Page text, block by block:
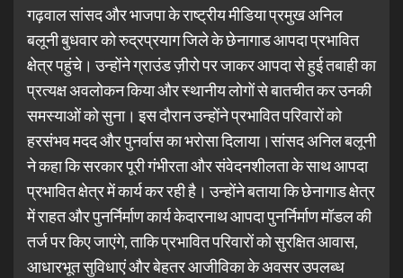
गढ़वाल सांसद और भाजपा के राष्ट्रीय मीडिया प्रमुख अनिल
बलूनी बुधवार को रुद्रप्रयाग जिले के छेनागाड आपदा प्रभावित
क्षेत्र पहुंचे। उन्होंने ग्राउंड ज़ीरो पर जाकर आपदा से हुई तबाही का
प्रत्यक्ष अवलोकन किया और स्थानीय लोगों से बातचीत कर उनकी
समस्याओं को सुना। इस दौरान उन्होंने प्रभावित परिवारों को
हरसंभव मदद और पुनर्वास का भरोसा दिलाया।सांसद अनिल बलूनी
ने कहा कि सरकार पूरी गंभीरता और संवेदनशीलता के साथ आपदा
प्रभावित क्षेत्र में कार्य कर रही है। उन्होंने बताया कि छेनागाड क्षेत्र
में राहत और पुनर्निर्माण कार्य केदारनाथ आपदा पुनर्निर्माण मॉडल की
तर्ज पर किए जाएंगे, ताकि प्रभावित परिवारों को सुरक्षित आवास,
आधारभूत सुविधाएं और बेहतर आजीविका के अवसर उपलब्ध